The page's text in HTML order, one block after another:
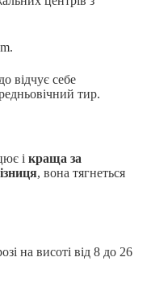
відчує себе
тир.
і краща за
, вона тягнеться
на висоті від 8 до 26